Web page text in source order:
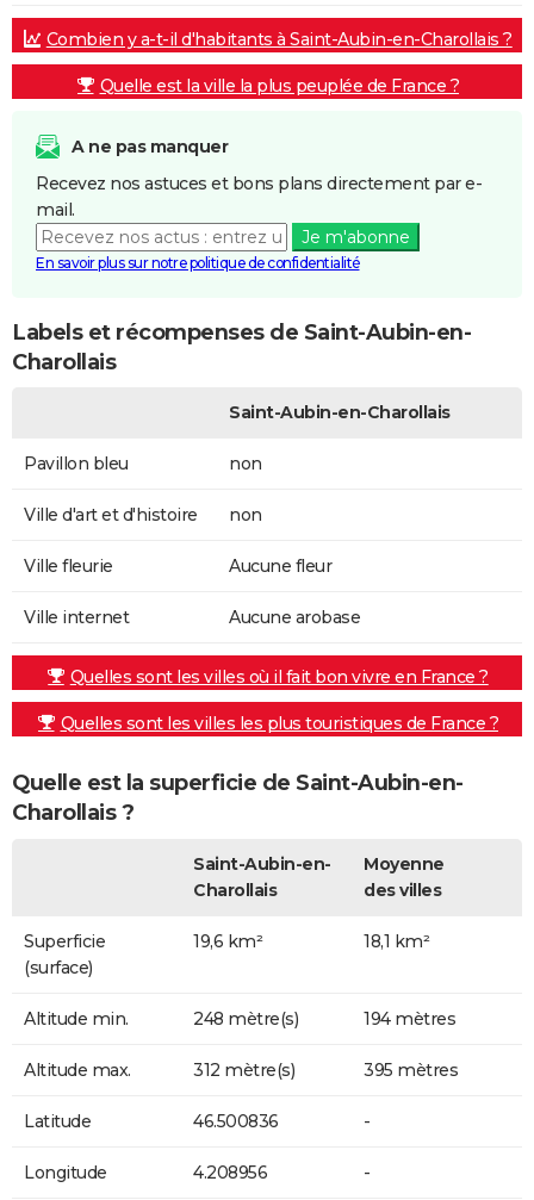
Combien y a-t-il d'habitants à Saint-Aubin-en-Charollais ?
Quelle est la ville la plus peuplée de France ?
A ne pas manquer
Recevez nos astuces et bons plans directement par e-
mail.
Je m'abonne
En savoir plus sur notre politique de confidentialité
Labels et récompenses de Saint-Aubin-en-
Charollais
Saint-Aubin-en-Charollais
Pavillon bleu non
Ville d'art et d'histoire non
Ville fleurie Aucune fleur
Ville internet Aucune arobase
Quelles sont les villes où il fait bon vivre en France ?
Quelles sont les villes les plus touristiques de France ?
Quelle est la superficie de Saint-Aubin-en-
Charollais ?
Saint-Aubin-en-
Charollais
Moyenne
des villes
Superficie
(surface)
19,6 km² 18,1 km²
Altitude min. 248 mètre(s) 194 mètres
Altitude max. 312 mètre(s) 395 mètres
Latitude 46.500836 -
Longitude 4.208956 -